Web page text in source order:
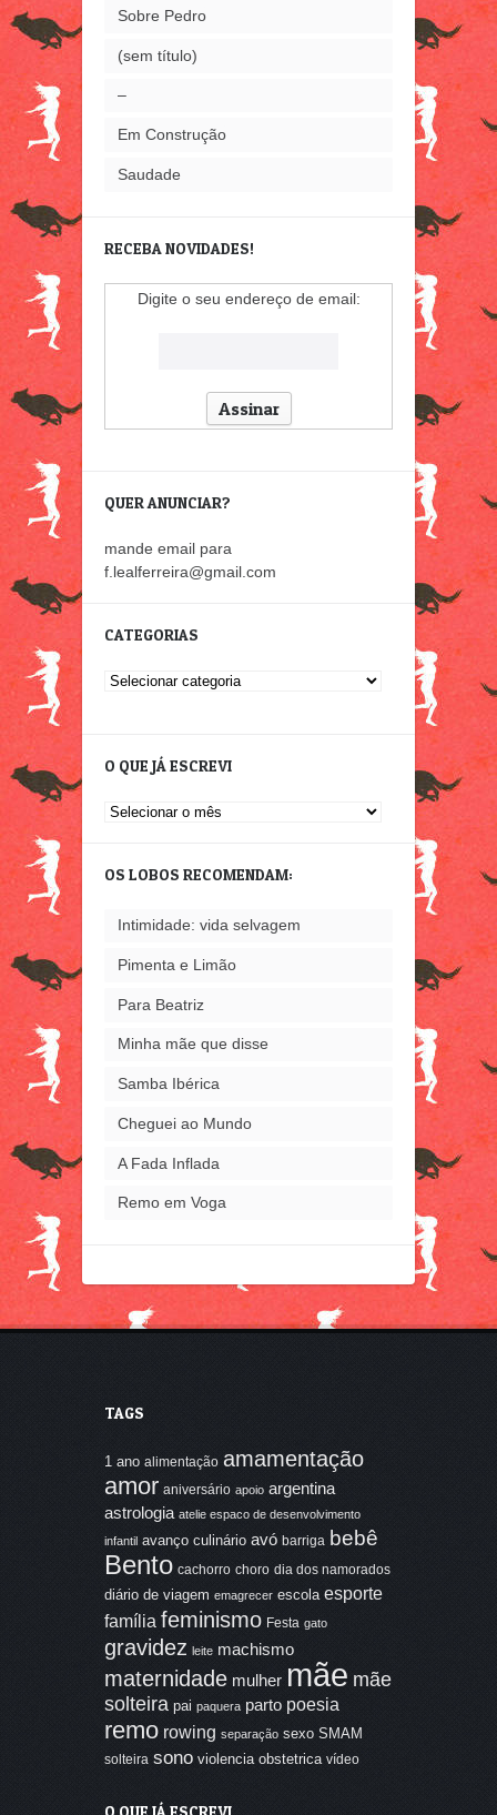
Sobre Pedro
(sem título)
–
Em Construção
Saudade
RECEBA NOVIDADES!
Digite o seu endereço de email:
QUER ANUNCIAR?
mande email para
f.lealferreira@gmail.com
CATEGORIAS
Categorias
O QUE JÁ ESCREVI
O
escrevi
OS LOBOS RECOMENDAM:
Intimidade: vida selvagem
Pimenta e Limão
Para Beatriz
Minha mãe que disse
Samba Ibérica
Cheguei ao Mundo
A Fada Inflada
Remo em Voga
TAGS
1 ano alimentação amamentação
amor aniversário apoio argentina
astrologia atelie espaco de desenvolvimento
infantil avanço culinário avó barriga bebê
Bento cachorro choro dia dos namorados
diário de viagem emagrecer escola esporte
família feminismo Festa gato
gravidez leite machismo
maternidade mulher mãe mãe
solteira pai paquera parto poesia
remo rowing separação sexo SMAM
solteira sono violencia obstetrica vídeo
O QUE JÁ ESCREVI